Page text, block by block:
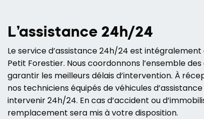
L’assistance 24h/24
Le service d’assistance 24h/24 est
Petit Forestier. Nous coordonnons l’ensemble
garantir les meilleurs délais d’intervention. À
nos techniciens équipés de véhicules
intervenir 24h/24. En cas d’accident ou
remplacement sera mis à votre disposition.